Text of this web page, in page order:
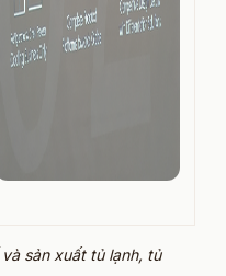
sản xuất tủ lạnh, tủ